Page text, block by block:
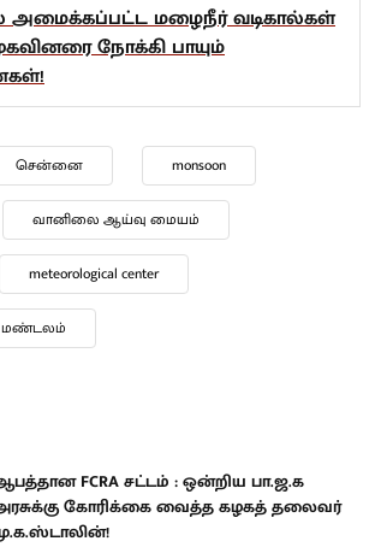
அமைக்கப்பட்ட மழைநீர் வடிகால்கள்
நோக்கி பாயும்
சென்னை monsoon
வானிலை ஆய்வு மையம்
meteorological center
மண்டலம்
FCRA சட்டம் : ஒன்றிய பா.ஜ.க
கோரிக்கை வைத்த கழகத் தலைவர்